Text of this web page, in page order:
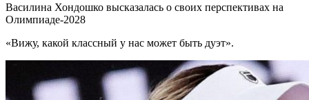
Василина Хондошко высказалась о своих перспективах на
Олимпиаде-2028
«Вижу, какой классный у нас может быть дуэт».